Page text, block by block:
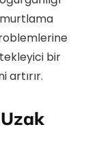
bir
artırır.